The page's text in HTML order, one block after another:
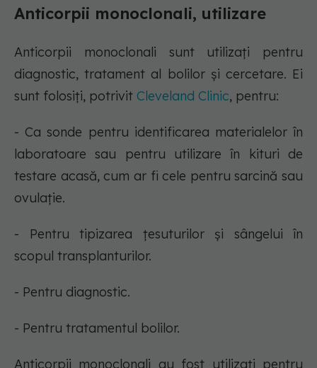
Anticorpii monoclonali, utilizare
Anticorpii monoclonali sunt utilizați pentru
diagnostic, tratament al bolilor și cercetare. Ei
sunt folosiți, potrivit Cleveland Clinic, pentru:
- Ca sonde pentru identificarea materialelor în
laboratoare sau pentru utilizare în kituri de
testare acasă, cum ar fi cele pentru sarcină sau
ovulație.
- Pentru tipizarea țesuturilor și sângelui în
scopul transplanturilor.
- Pentru diagnostic.
- Pentru tratamentul bolilor.
Anticorpii monoclonali au fost utilizați pentru